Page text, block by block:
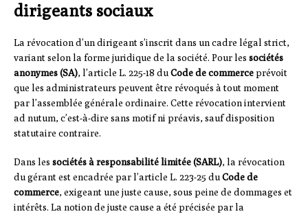
dirigeants sociaux
La révocation d’un dirigeant s’inscrit dans un cadre légal strict,
variant selon la forme juridique de la société. Pour les sociétés
anonymes (SA), l’article L. 225-18 duCode de commerceprévoit
que les administrateurs peuvent être révoqués à tout moment
par l’assemblée générale ordinaire. Cette révocation intervient
ad nutum, c’est-à-dire sans motif ni préavis, sauf disposition
statutaire contraire.
Dans les sociétés à responsabilité limitée (SARL), la révocation
du gérant est encadrée par l’article L. 223-25 duCode de
commerce, exigeant une juste cause, sous peine de dommages et
intérêts. La notion de juste cause a été précisée par la